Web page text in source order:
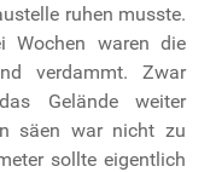
ruhen musste.
Wochen waren die
verdammt. Zwar
Gelände weiter
säen war nicht zu
sollte eigentlich